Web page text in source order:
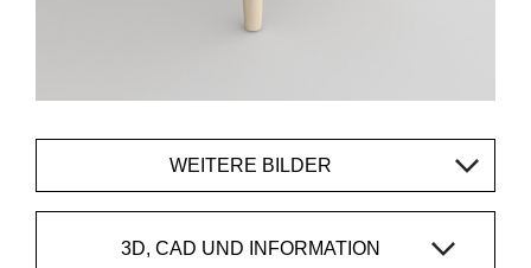
WEITERE BILDER
3D, CAD UND INFORMATION